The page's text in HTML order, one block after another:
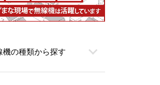
機の種類から探す